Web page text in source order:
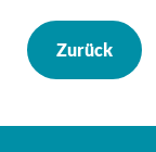
Zurück